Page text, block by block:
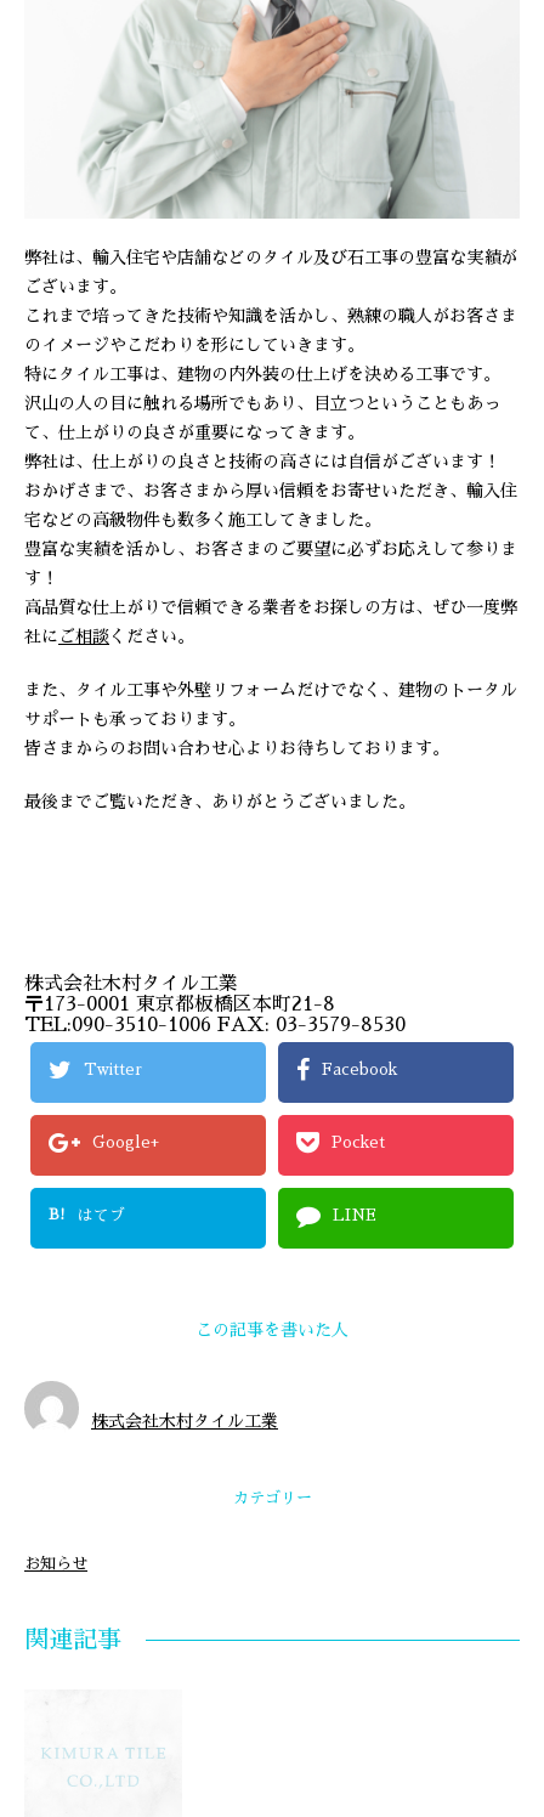
弊社は、輸入住宅や店舗などのタイル及び石工事の豊富な実績が
ございます。
これまで培ってきた技術や知識を活かし、熟練の職人がお客さま
のイメージやこだわりを形にしていきます。
特にタイル工事は、建物の内外装の仕上げを決める工事です。
沢山の人の目に触れる場所でもあり、目立つということもあっ
て、仕上がりの良さが重要になってきます。
弊社は、仕上がりの良さと技術の高さには自信がございます！
おかげさまで、お客さまから厚い信頼をお寄せいただき、輸入住
宅などの高級物件も数多く施工してきました。
豊富な実績を活かし、お客さまのご要望に必ずお応えして参りま
す！
高品質な仕上がりで信頼できる業者をお探しの方は、ぜひ一度弊
社に ご相談 ください。
また、タイル工事や外壁リフォームだけでなく、建物のトータル
サポートも承っております。
皆さまからのお問い合わせ心よりお待ちしております。
最後までご覧いただき、ありがとうございました。
株式会社木村タイル工業
〒173-0001 東京都板橋区本町21-8
TEL:090-3510-1006 FAX: 03-3579-8530
Twitter Facebook
Google+ Pocket
B! はてブ LINE
この記事を書いた人
株式会社木村タイル工業
カテゴリー
お知らせ
関連記事